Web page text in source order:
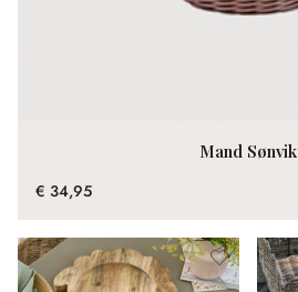
Mand Sønvik
€ 34,95